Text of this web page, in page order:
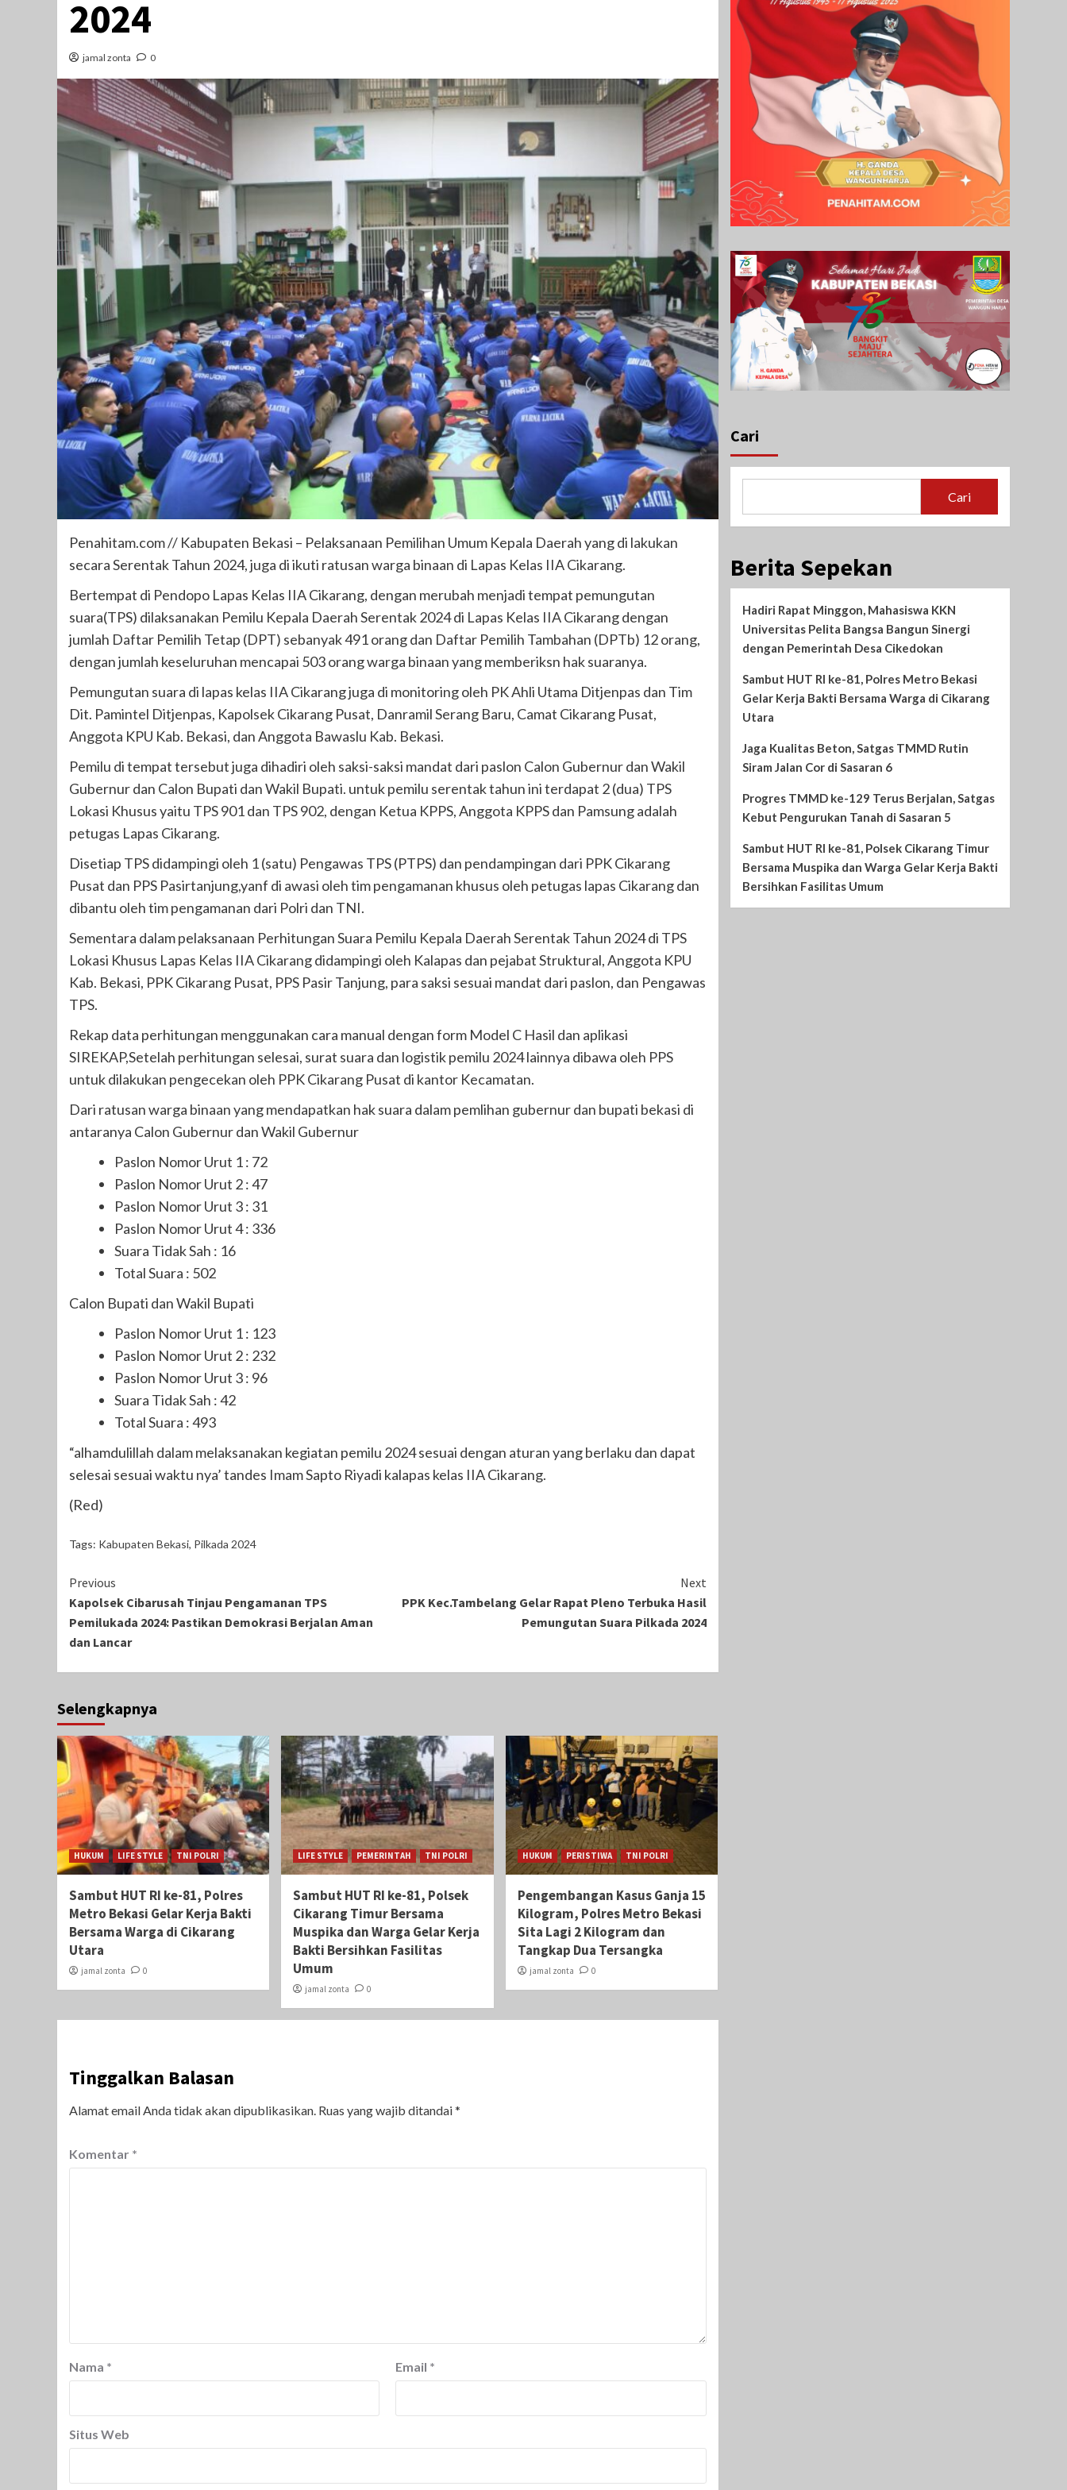
2024
jamal zonta 0
Penahitam.com // Kabupaten Bekasi – Pelaksanaan Pemilihan Umum Kepala Daerah yang di lakukan
secara Serentak Tahun 2024, juga di ikuti ratusan warga binaan di Lapas Kelas IIA Cikarang.
Bertempat di Pendopo Lapas Kelas IIA Cikarang, dengan merubah menjadi tempat pemungutan
suara(TPS) dilaksanakan Pemilu Kepala Daerah Serentak 2024 di Lapas Kelas IIA Cikarang dengan
jumlah Daftar Pemilih Tetap (DPT) sebanyak 491 orang dan Daftar Pemilih Tambahan (DPTb) 12 orang,
dengan jumlah keseluruhan mencapai 503 orang warga binaan yang memberiksn hak suaranya.
Pemungutan suara di lapas kelas IIA Cikarang juga di monitoring oleh PK Ahli Utama Ditjenpas dan Tim
Dit. Pamintel Ditjenpas, Kapolsek Cikarang Pusat, Danramil Serang Baru, Camat Cikarang Pusat,
Anggota KPU Kab. Bekasi, dan Anggota Bawaslu Kab. Bekasi.
Pemilu di tempat tersebut juga dihadiri oleh saksi-saksi mandat dari paslon Calon Gubernur dan Wakil
Gubernur dan Calon Bupati dan Wakil Bupati. untuk pemilu serentak tahun ini terdapat 2 (dua) TPS
Lokasi Khusus yaitu TPS 901 dan TPS 902, dengan Ketua KPPS, Anggota KPPS dan Pamsung adalah
petugas Lapas Cikarang.
Disetiap TPS didampingi oleh 1 (satu) Pengawas TPS (PTPS) dan pendampingan dari PPK Cikarang
Pusat dan PPS Pasirtanjung,yanf di awasi oleh tim pengamanan khusus oleh petugas lapas Cikarang dan
dibantu oleh tim pengamanan dari Polri dan TNI.
Sementara dalam pelaksanaan Perhitungan Suara Pemilu Kepala Daerah Serentak Tahun 2024 di TPS
Lokasi Khusus Lapas Kelas IIA Cikarang didampingi oleh Kalapas dan pejabat Struktural, Anggota KPU
Kab. Bekasi, PPK Cikarang Pusat, PPS Pasir Tanjung, para saksi sesuai mandat dari paslon, dan Pengawas
TPS.
Rekap data perhitungan menggunakan cara manual dengan form Model C Hasil dan aplikasi
SIREKAP,Setelah perhitungan selesai, surat suara dan logistik pemilu 2024 lainnya dibawa oleh PPS
untuk dilakukan pengecekan oleh PPK Cikarang Pusat di kantor Kecamatan.
Dari ratusan warga binaan yang mendapatkan hak suara dalam pemlihan gubernur dan bupati bekasi di
antaranya Calon Gubernur dan Wakil Gubernur
Paslon Nomor Urut 1 : 72
Paslon Nomor Urut 2 : 47
Paslon Nomor Urut 3 : 31
Paslon Nomor Urut 4 : 336
Suara Tidak Sah : 16
Total Suara : 502
Calon Bupati dan Wakil Bupati
Paslon Nomor Urut 1 : 123
Paslon Nomor Urut 2 : 232
Paslon Nomor Urut 3 : 96
Suara Tidak Sah : 42
Total Suara : 493
“alhamdulillah dalam melaksanakan kegiatan pemilu 2024 sesuai dengan aturan yang berlaku dan dapat
selesai sesuai waktu nya’ tandes Imam Sapto Riyadi kalapas kelas IIA Cikarang.
(Red)
Tags: Kabupaten Bekasi, Pilkada 2024
Continue
Reading
Previous
Kapolsek Cibarusah Tinjau Pengamanan TPS
Pemilukada 2024: Pastikan Demokrasi Berjalan Aman
dan Lancar
Next
PPK Kec.Tambelang Gelar Rapat Pleno Terbuka Hasil
Pemungutan Suara Pilkada 2024
Selengkapnya
HUKUM LIFE STYLE TNI POLRI
Sambut HUT RI ke-81, Polres
Metro Bekasi Gelar Kerja Bakti
Bersama Warga di Cikarang
Utara
jamal zonta 0
LIFE STYLE PEMERINTAH TNI POLRI
Sambut HUT RI ke-81, Polsek
Cikarang Timur Bersama
Muspika dan Warga Gelar Kerja
Bakti Bersihkan Fasilitas
Umum
jamal zonta 0
HUKUM PERISTIWA TNI POLRI
Pengembangan Kasus Ganja 15
Kilogram, Polres Metro Bekasi
Sita Lagi 2 Kilogram dan
Tangkap Dua Tersangka
jamal zonta 0
Tinggalkan Balasan
Alamat email Anda tidak akan dipublikasikan. Ruas yang wajib ditandai*
Komentar *
Nama * Email *
Situs Web
Cari
Cari
Berita Sepekan
Hadiri Rapat Minggon, Mahasiswa KKN
Universitas Pelita Bangsa Bangun Sinergi
dengan Pemerintah Desa Cikedokan
Sambut HUT RI ke-81, Polres Metro Bekasi
Gelar Kerja Bakti Bersama Warga di Cikarang
Utara
Jaga Kualitas Beton, Satgas TMMD Rutin
Siram Jalan Cor di Sasaran 6
Progres TMMD ke-129 Terus Berjalan, Satgas
Kebut Pengurukan Tanah di Sasaran 5
Sambut HUT RI ke-81, Polsek Cikarang Timur
Bersama Muspika dan Warga Gelar Kerja Bakti
Bersihkan Fasilitas Umum